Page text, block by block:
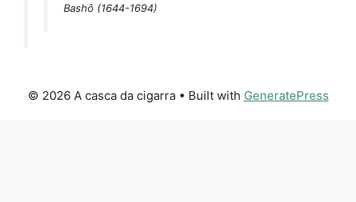
Bashô (1644-1694)
© 2026 A casca da cigarra• Built with GeneratePress